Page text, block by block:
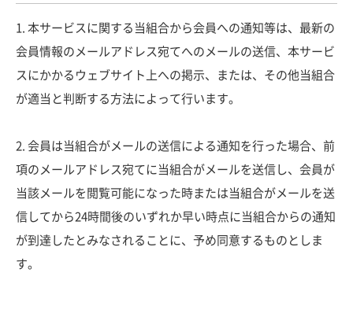
1. 本サービスに関する当組合から会員への通知等は、最新の
会員情報のメールアドレス宛てへのメールの送信、本サービ
スにかかるウェブサイト上への掲示、または、その他当組合
が適当と判断する方法によって行います。
2. 会員は当組合がメールの送信による通知を行った場合、前
項のメールアドレス宛てに当組合がメールを送信し、会員が
当該メールを閲覧可能になった時または当組合がメールを送
信してから24時間後のいずれか早い時点に当組合からの通知
が到達したとみなされることに、予め同意するものとしま
す。